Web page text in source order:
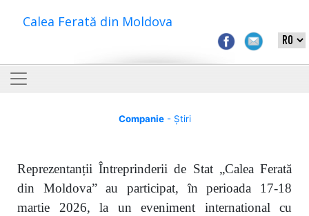
Calea Ferată din Moldova
Companie- Știri
Reprezentanții Întreprinderii de Stat „Calea Ferată
din Moldova” au participat, în perioada 17-18
martie 2026, la un eveniment international cu